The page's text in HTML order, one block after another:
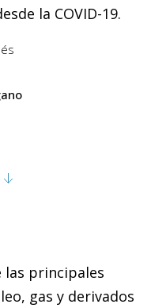
la COVID-19.
las principales
gas y derivados